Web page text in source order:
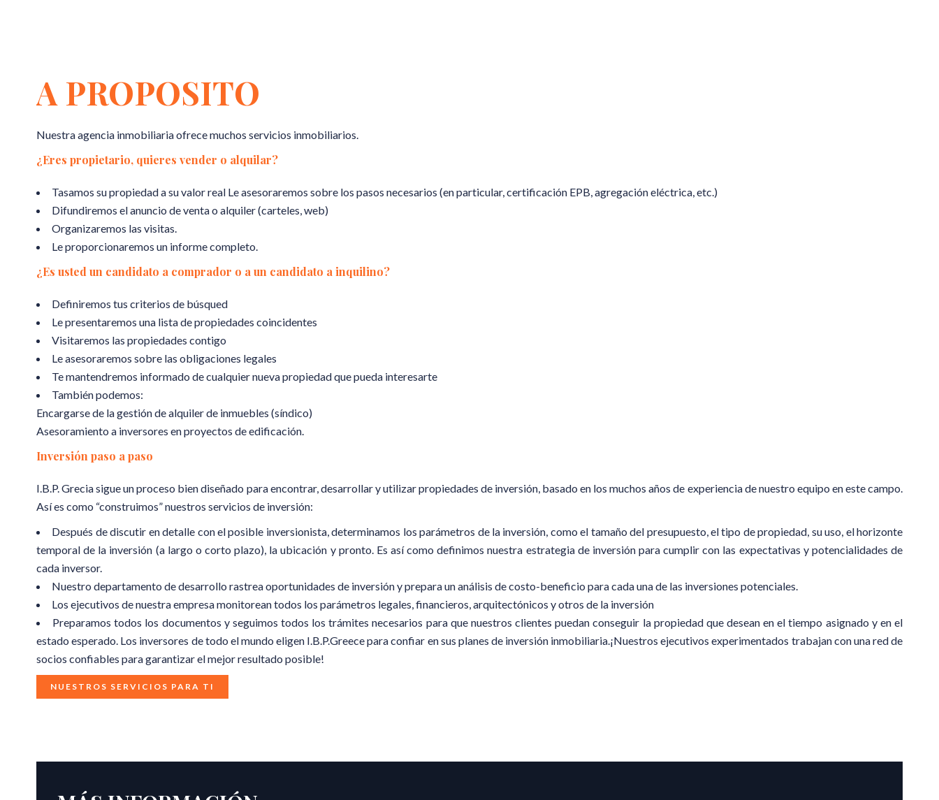
A PROPOSITO
Nuestra agencia inmobiliaria ofrece muchos servicios inmobiliarios.
¿Eres propietario, quieres vender o alquilar?
Tasamos su propiedad a su valor real Le asesoraremos sobre los pasos necesarios (en particular, certificación EPB, agregación eléctrica, etc.)
Difundiremos el anuncio de venta o alquiler (carteles, web)
Organizaremos las visitas.
Le proporcionaremos un informe completo.
¿Es usted un candidato a comprador o a un candidato a inquilino?
Definiremos tus criterios de búsqued
Le presentaremos una lista de propiedades coincidentes
Visitaremos las propiedades contigo
Le asesoraremos sobre las obligaciones legales
Te mantendremos informado de cualquier nueva propiedad que pueda interesarte
También podemos:
Encargarse de la gestión de alquiler de inmuebles (síndico)
Asesoramiento a inversores en proyectos de edificación.
Inversión paso a paso
I.B.P. Grecia sigue un proceso bien diseñado para encontrar, desarrollar y utilizar propiedades de inversión, basado en los muchos años de experiencia de nuestro equipo en este campo.
Así es como “construimos” nuestros servicios de inversión:
Después de discutir en detalle con el posible inversionista, determinamos los parámetros de la inversión, como el tamaño del presupuesto, el tipo de propiedad, su uso, el horizonte
temporal de la inversión (a largo o corto plazo), la ubicación y pronto. Es así como definimos nuestra estrategia de inversión para cumplir con las expectativas y potencialidades de
cada inversor.
Nuestro departamento de desarrollo rastrea oportunidades de inversión y prepara un análisis de costo-beneficio para cada una de las inversiones potenciales.
Los ejecutivos de nuestra empresa monitorean todos los parámetros legales, financieros, arquitectónicos y otros de la inversión
Preparamos todos los documentos y seguimos todos los trámites necesarios para que nuestros clientes puedan conseguir la propiedad que desean en el tiempo asignado y en el
estado esperado. Los inversores de todo el mundo eligen I.B.P.Greece para confiar en sus planes de inversión inmobiliaria.¡Nuestros ejecutivos experimentados trabajan con una red de
socios confiables para garantizar el mejor resultado posible!
NUESTROS SERVICIOS PARA TI